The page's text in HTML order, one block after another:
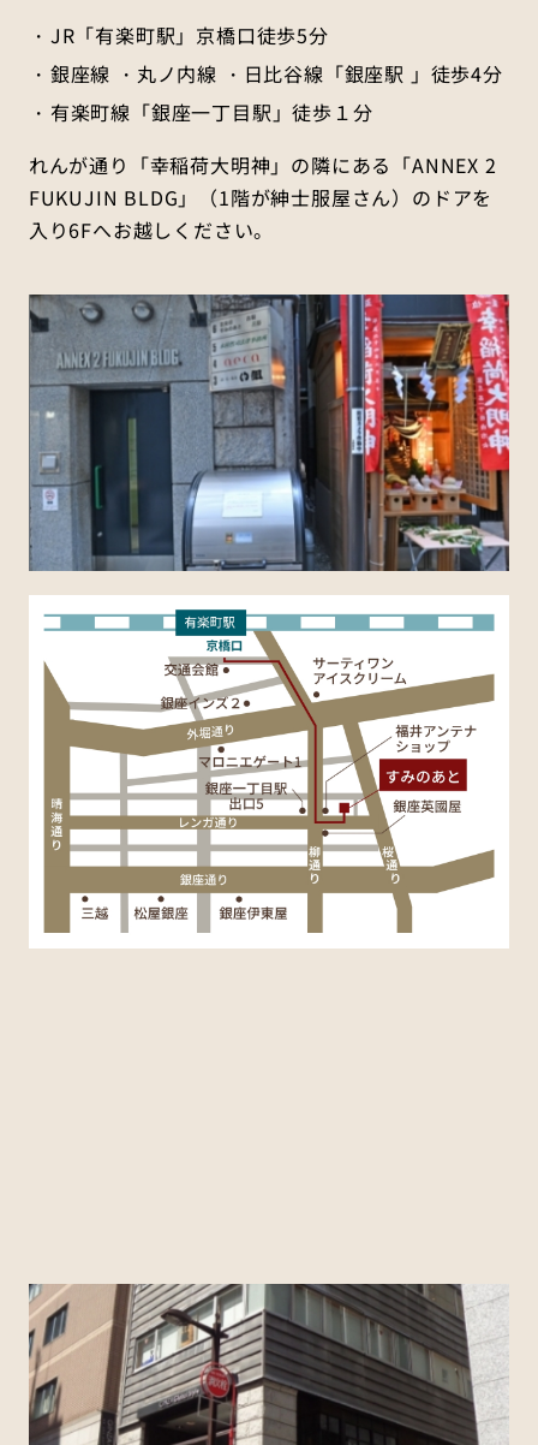
JR「有楽町駅」京橋口徒歩5分
銀座線 ・丸ノ内線 ・日比谷線「銀座駅 」徒歩4分
有楽町線「銀座一丁目駅」徒歩１分
れんが通り「幸稲荷大明神」の隣にある「ANNEX 2
FUKUJIN BLDG」（1階が紳士服屋さん）のドアを
入り6Fへお越しください。